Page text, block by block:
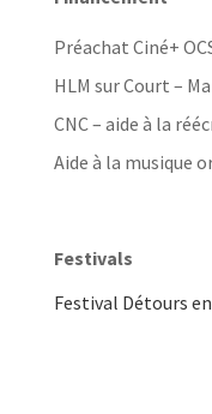
Préachat Ciné+
HLM sur Court –
CNC – aide à la
Aide à la musique
Festivals
Festival Détours